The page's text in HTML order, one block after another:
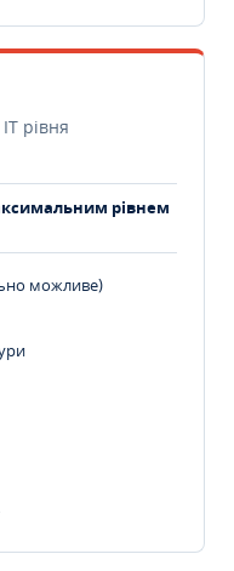
рівня
рівнем
можливе)